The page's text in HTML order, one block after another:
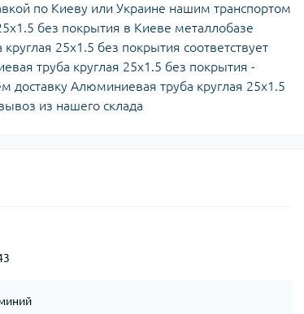
по Киеву или Украине нашим транспортом
без покрытия в Киеве металлобазе
25х1.5 без покрытия соответствует
труба круглая 25х1.5 без покрытия -
Алюминиевая труба круглая 25х1.5
из нашего склада